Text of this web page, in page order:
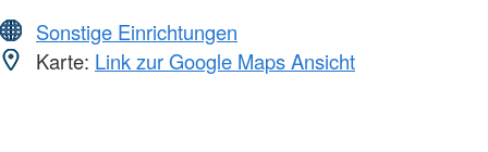
Sonstige Einrichtungen
Karte: Link zur Google Maps Ansicht